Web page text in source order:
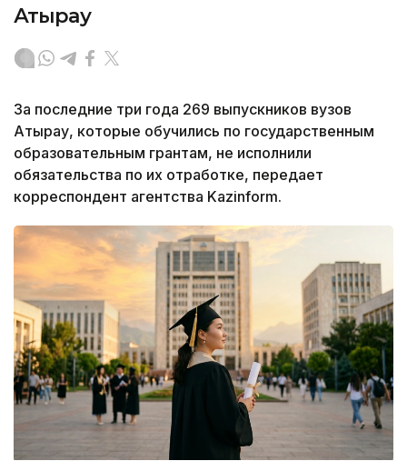
Атырау
За последние три года 269 выпускников вузов
Атырау, которые обучились по государственным
образовательным грантам, не исполнили
обязательства по их отработке, передает
корреспондент агентства Kazinform.